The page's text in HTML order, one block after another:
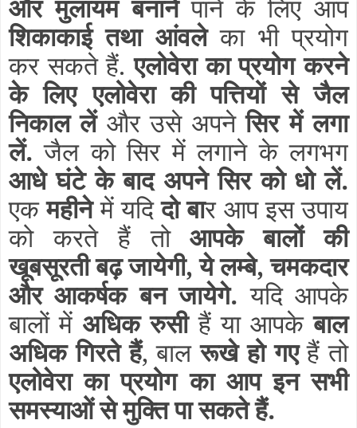
और मुलायम बनानेपाने के लिए आप
शिकाकाई तथा आंवलेका भी प्रयोग
कर सकते हैं.एलोवेरा का प्रयोग करने
के लिए एलोवेरा की पत्तियों से जैल
निकाल लें और उसे अपनेसिर में लगा
लें. जैल को सिर में लगाने के लगभग
आधे घंटे के बाद अपने सिर को धो लें.
एकमहीनेमें यदिदो बार आप इस उपाय
को करते हैं तोआपके बालों की
खूबसूरती बढ़ जायेगी, ये लम्बे, चमकदार
और आकर्षक बन जायेगे. यदि आपके
बालों में अधिक रुसीहैं या आपकेबाल
अधिक गिरते हैं, बालरूखे हो गएहैं तो
एलोवेरा का प्रयोग का आप इन सभी
समस्याओं से मुक्ति पा सकते हैं.